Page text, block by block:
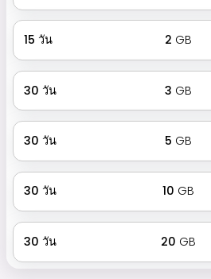
15 วัน 2 GB
30 วัน 3 GB
30 วัน 5 GB
30 วัน 10 GB
30 วัน 20 GB